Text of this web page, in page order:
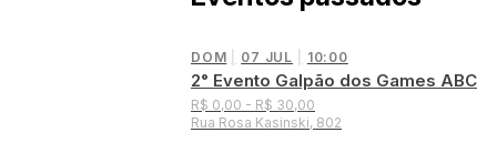
DOM 07 JUL 10:00
2° Evento Galpão dos Games ABC
R$ 0,00 - R$ 30,00
Rua Rosa Kasinski, 802